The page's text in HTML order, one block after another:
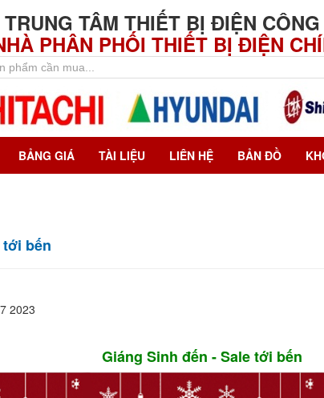
TRUNG TÂM THIẾT BỊ ĐIỆN
PHÂN PHỐI THIẾT BỊ ĐIỆN
BẢNG GIÁ TÀI LIỆU LIÊN HỆ BẢN ĐỒ
bến
2023
Giáng Sinh đến - Sale tới bến